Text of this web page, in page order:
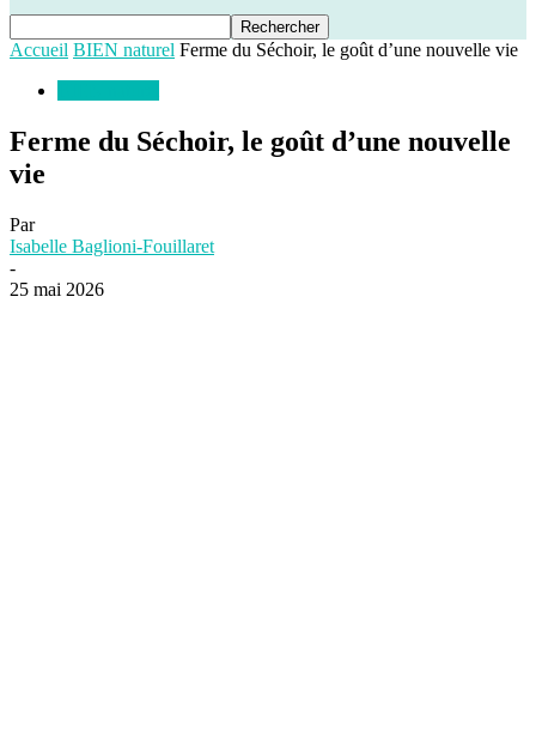
Accueil BIEN naturel Ferme du Séchoir, le goût d’une nouvelle vie
Ferme du Séchoir, le goût d’une nouvelle
vie
Par
Isabelle Baglioni-Fouillaret
-
25 mai 2026